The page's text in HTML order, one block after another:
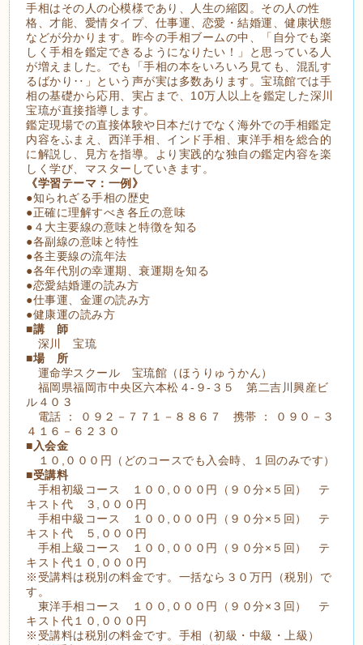
手相はその人の心模様であり、人生の縮図。その人の性
格、才能、愛情タイプ、仕事運、恋愛・結婚運、健康状態
などが分かります。昨今の手相ブームの中、「自分でも楽
しく手相を鑑定できるようになりたい！」と思っている人
が増えました。でも「手相の本をいろいろ見ても、混乱す
るばかり‥」という声が実は多数あります。宝琉館では手
相の基礎から応用、実占まで、10万人以上を鑑定した深川
宝琉が直接指導します。
鑑定現場での直接体験や日本だけでなく海外での手相鑑定
内容をふまえ、西洋手相、インド手相、東洋手相を総合的
に解説し、見方を指導。より実践的な独自の鑑定内容を楽
しく学び、マスターしていきます。
《学習テーマ：一例》
●知られざる手相の歴史
●正確に理解すべき各丘の意味
●４大主要線の意味と特徴を知る
●各副線の意味と特性
●各主要線の流年法
●各年代別の幸運期、衰運期を知る
●恋愛結婚運の読み方
●仕事運、金運の読み方
●健康運の読み方
■講 師
深川 宝琉
■場 所
運命学スクール 宝琉館（ほうりゅうかん）
福岡県福岡市中央区六本松４-９-３５ 第二吉川興産ビ
ル４０３
電話 ： ０９２－７７１－８８６７ 携帯 ： ０９０－３
４１６－６２３０
■ 入会金
１０,０００円（どのコースでも入会時、１回のみです）
■受講料
手相初級コース １００,０００円（９０分×５回） テ
キスト代 ３,０００円
手相中級コース １００,０００円（９０分×５回） テ
キスト代 ５,０００円
手相上級コース １００,０００円（９０分×５回） テ
キスト代１０,０００円
※受講料は税別の料金です。一括なら３０万円（税別）で
す。
東洋手相コース １００,０００円（９０分×３回） テ
キスト代１０,０００円
※受講料は税別の料金です。手相（初級・中級・上級）